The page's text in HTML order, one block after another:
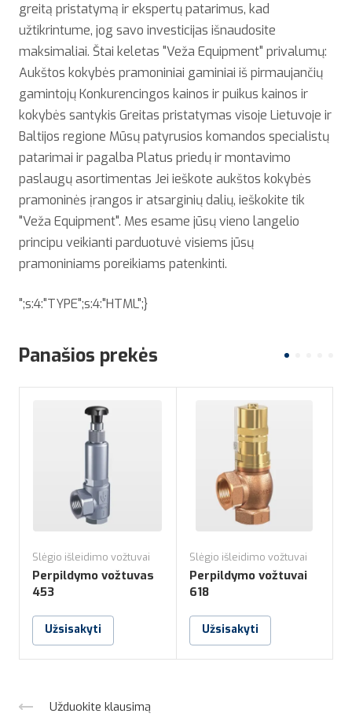
greitą pristatymą ir ekspertų patarimus, kad
užtikrintume, jog savo investicijas išnaudosite
maksimaliai. Štai keletas "Veža Equipment" privalumų:
Aukštos kokybės pramoniniai gaminiai iš pirmaujančių
gamintojų Konkurencingos kainos ir puikus kainos ir
kokybės santykis Greitas pristatymas visoje Lietuvoje ir
Baltijos regione Mūsų patyrusios komandos specialistų
patarimai ir pagalba Platus priedų ir montavimo
paslaugų asortimentas Jei ieškote aukštos kokybės
pramoninės įrangos ir atsarginių dalių, ieškokite tik
"Veža Equipment". Mes esame jūsų vieno langelio
principu veikianti parduotuvė visiems jūsų
pramoniniams poreikiams patenkinti.
";s:4:"TYPE";s:4:"HTML";}
Panašios prekės
Slėgio išleidimo vožtuvai
Perpildymo vožtuvas
453
Užsisakyti
Slėgio išleidimo vožtuvai
Perpildymo vožtuvai
618
Užsisakyti
Užduokite klausimą